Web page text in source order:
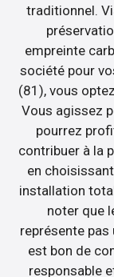
traditionnel.
empreinte
société pour
(81), vous
Vous agissez
pourrez
contribuer à la
en
installation
noter que
représente
est bon de
responsable